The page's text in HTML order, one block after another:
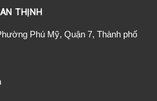
THỊNH
Phú Mỹ, Quận 7, Thành phố